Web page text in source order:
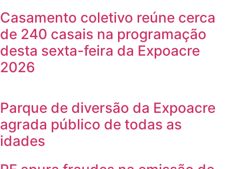
Casamento coletivo reúne cerca
de 240 casais na programação
desta sexta-feira da Expoacre
2026
Parque de diversão da Expoacre
agrada público de todas as
idades